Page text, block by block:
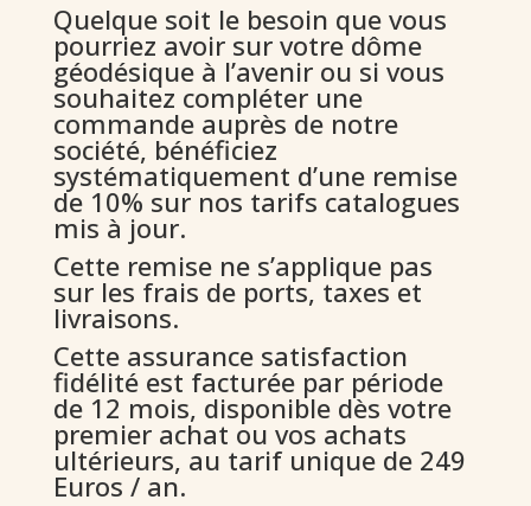
Quelque soit le besoin que vous
pourriez avoir sur votre dôme
géodésique à l’avenir ou si vous
souhaitez compléter une
commande auprès de notre
société, bénéficiez
systématiquement d’une remise
de 10% sur nos tarifs catalogues
mis à jour.
Cette remise ne s’applique pas
sur les frais de ports, taxes et
livraisons.
Cette assurance satisfaction
fidélité est facturée par période
de 12 mois, disponible dès votre
premier achat ou vos achats
ultérieurs, au tarif unique de 249
Euros / an.